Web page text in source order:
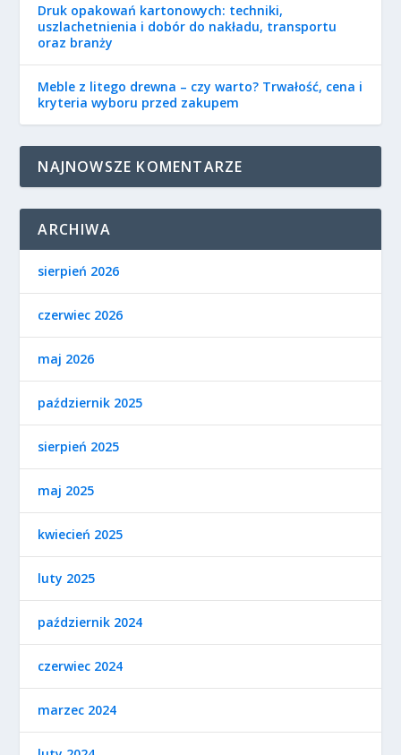
Druk opakowań kartonowych: techniki,
uszlachetnienia i dobór do nakładu, transportu
oraz branży
Meble z litego drewna – czy warto? Trwałość, cena i
kryteria wyboru przed zakupem
NAJNOWSZE KOMENTARZE
ARCHIWA
sierpień 2026
czerwiec 2026
maj 2026
październik 2025
sierpień 2025
maj 2025
kwiecień 2025
luty 2025
październik 2024
czerwiec 2024
marzec 2024